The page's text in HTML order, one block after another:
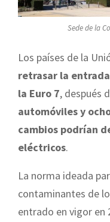
Sede de la
Los países de la
retrasar la
la Euro 7, después
automóviles y
cambios podrían
eléctricos.
La norma ideada
contaminantes de
entrado en vigor en